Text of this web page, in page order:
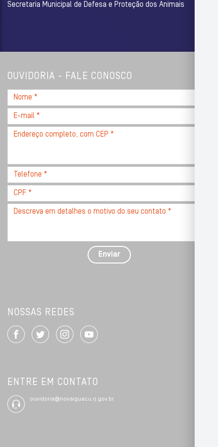
Secretaria Municipal de Defesa e Proteção dos Animais
OUVIDORIA - FALE CONOSCO
Nome
*
E-
mail
Endereço
CEP
Telefone
*
CPF
*
Descreva
com
Enviar
NOSSAS REDES
ENTRE EM CONTATO
ouvidoria@novaiguacu.rj.gov.br